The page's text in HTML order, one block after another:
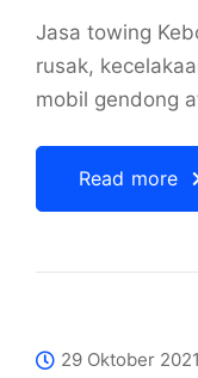
Jasa towing
rusak,
mobil gendong
Read more
29 Oktober 2021